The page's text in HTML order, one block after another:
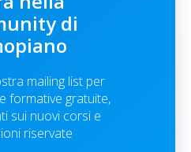
di
mailing list per
formative gratuite,
sui nuovi corsi e
riservate